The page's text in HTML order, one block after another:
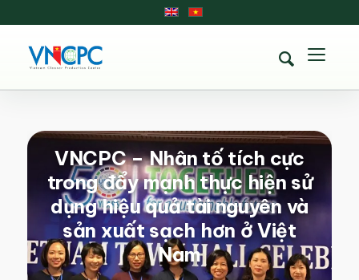
VNCPC – Nhân tố tích cực
trong đẩy mạnh thực hiện sử
dụng hiệu quả tài nguyên và
sản xuất sạch hơn ở Việt
Nam